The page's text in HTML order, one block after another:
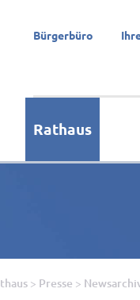
Bürgerbüro
Rathaus
> Presse >